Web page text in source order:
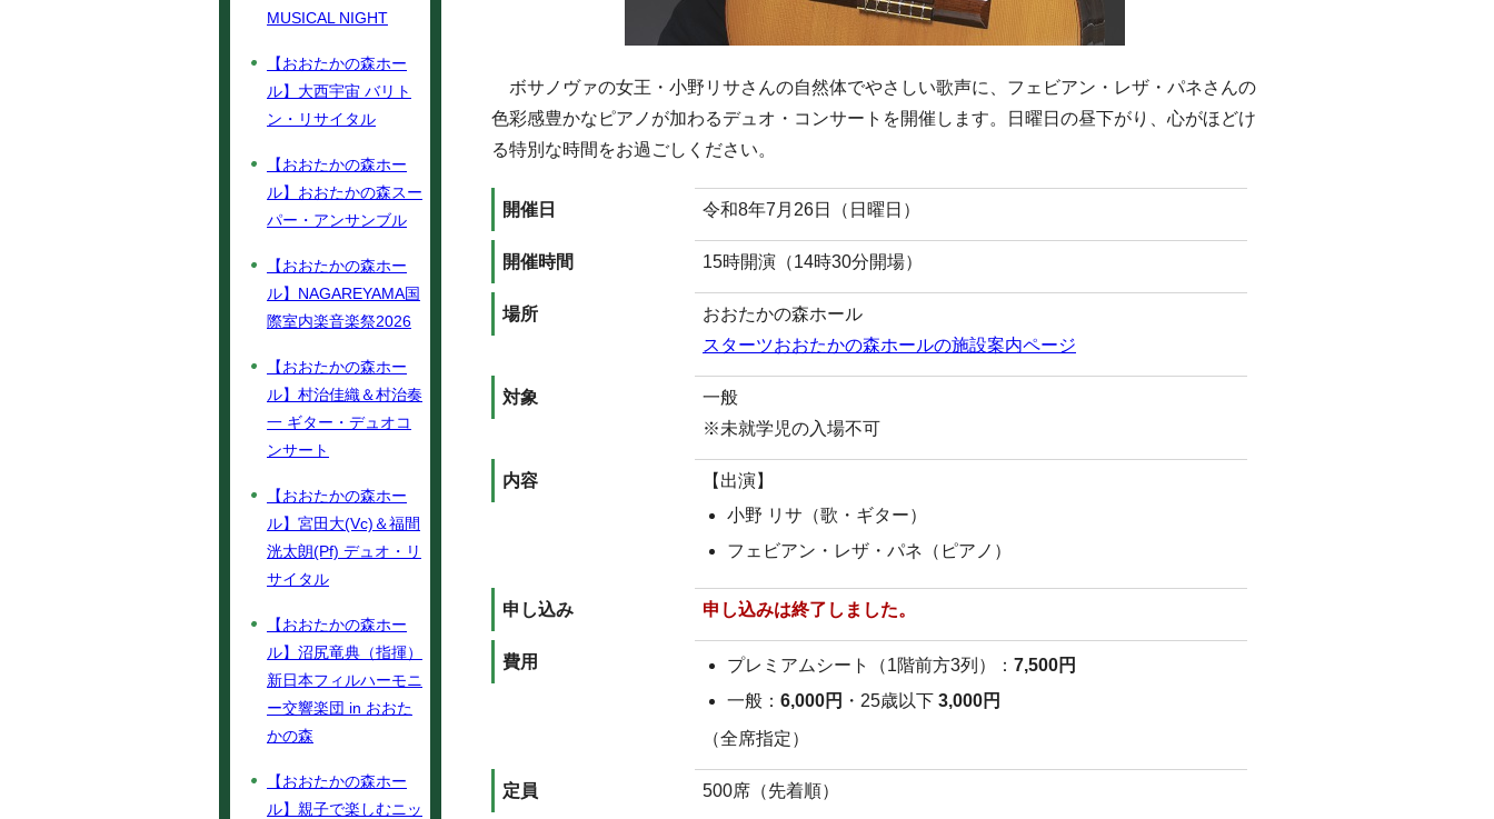
ボサノヴァの女王・小野リサさんの自然体でやさしい歌声に、フェビアン・レザ・パネさんの
色彩感豊かなピアノが加わるデュオ・コンサートを開催します。日曜日の昼下がり、心がほどけ
る特別な時間をお過ごしください。
開催日 令和8年7月26日（日曜日）
開催時間 15時開演（14時30分開場）
場所
おおたかの森ホール
スターツおおたかの森ホールの施設案内ページ
対象
一般
※未就学児の入場不可
内容
【出演】
小野 リサ（歌・ギター）
フェビアン・レザ・パネ（ピアノ）
申し込み 申し込みは終了しました。
費用 プレミアムシート（1階前方3列）： 7,500円
一般： 6,000円 ・25歳以下 3,000円
（全席指定）
定員 500席（先着順）
MUSICAL NIGHT
【おおたかの森ホー
ル】大西宇宙 バリト
ン・リサイタル
【おおたかの森ホー
ル】おおたかの森スー
パー・アンサンブル
【おおたかの森ホー
ル】NAGAREYAMA国
際室内楽音楽祭2026
【おおたかの森ホー
ル】村治佳織＆村治奏
一 ギター・デュオコ
ンサート
【おおたかの森ホー
ル】宮田大(Vc)＆福間
洸太朗(Pf) デュオ・リ
サイタル
【おおたかの森ホー
ル】沼尻竜典（指揮）
新日本フィルハーモニ
ー交響楽団 in おおた
かの森
【おおたかの森ホー
ル】親子で楽しむニッ